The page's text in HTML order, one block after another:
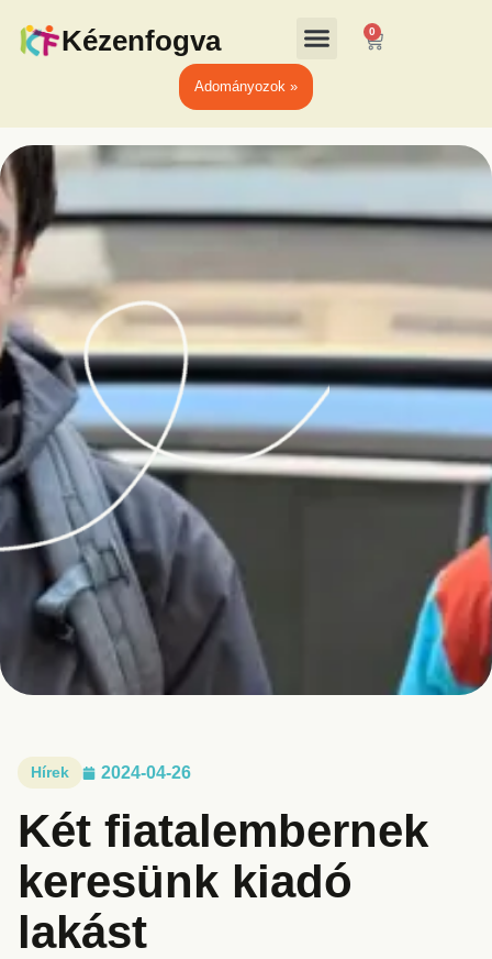
Kézenfogva 0
Adományozok »
Hírek 2024-04-26
Két fiatalembernek
keresünk kiadó
lakást